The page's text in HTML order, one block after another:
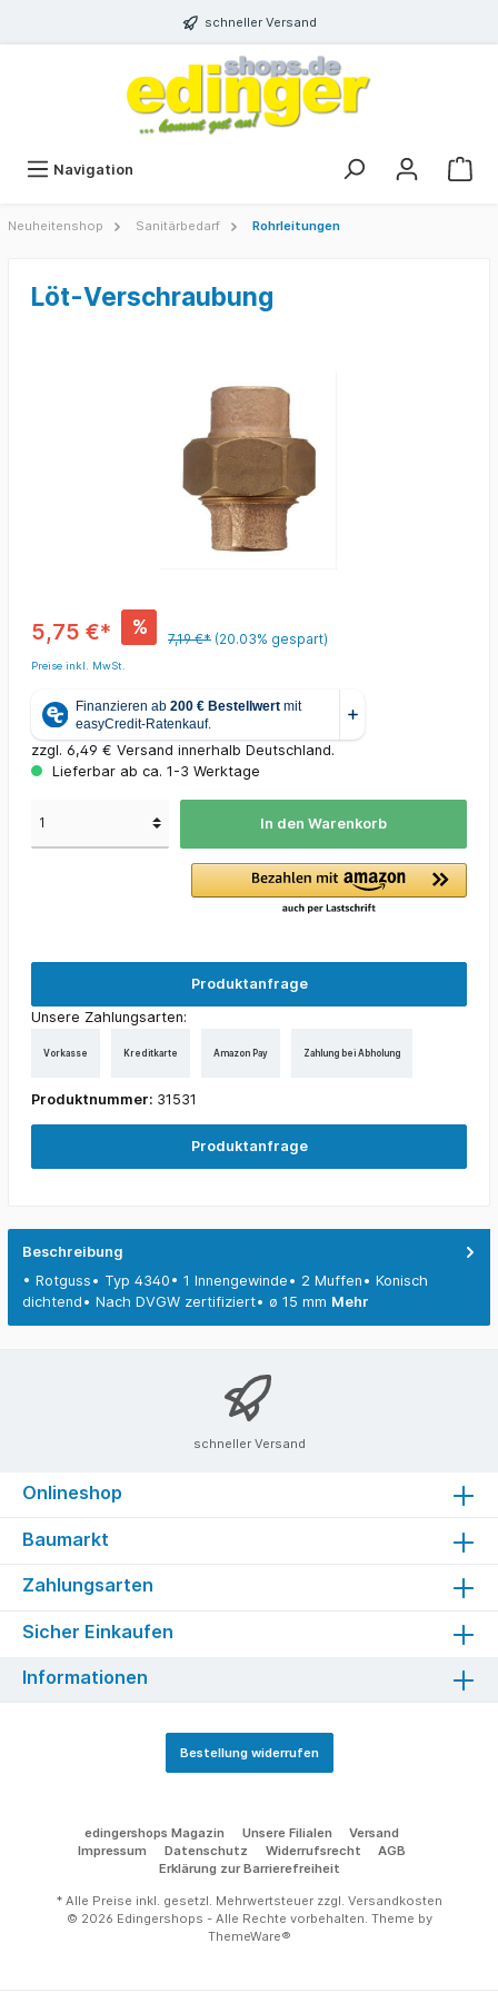
schneller Versand
Navigation
Neuheitenshop Sanitärbedarf Rohrleitungen
Löt-Verschraubung
5,75 €* %
7,19 €* (20.03% gespart)
Preise inkl. MwSt.
zzgl. 6,49 € Versand innerhalb Deutschland.
Lieferbar ab ca. 1-3 Werktage
In den Warenkorb
Produktanfrage
Unsere Zahlungsarten:
Vorkasse Kreditkarte Amazon Pay Zahlung bei Abholung
Produktnummer: 31531
Produktanfrage
Beschreibung
• Rotguss• Typ 4340• 1 Innengewinde• 2 Muffen• Konisch
dichtend• Nach DVGW zertifiziert• ø 15 mm Mehr
schneller Versand
Onlineshop
Baumarkt
Zahlungsarten
Sicher Einkaufen
Informationen
Bestellung widerrufen
edingershops Magazin Unsere Filialen
Versand
Impressum
Datenschutz Widerrufsrecht
AGB
Erklärung zur Barrierefreiheit
* Alle Preise inkl. gesetzl. Mehrwertsteuer zzgl. Versandkosten
© 2026 Edingershops - Alle Rechte vorbehalten. Theme by
ThemeWare®